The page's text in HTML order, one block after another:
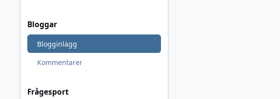
Bloggar
Blogginlägg
Kommentarer
Frågesport